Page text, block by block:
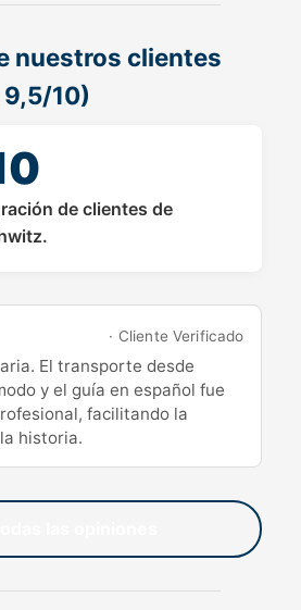
nuestros clientes
10)
de clientes de
· Cliente Verificado
El transporte desde
y el guía en español fue
facilitando la
historia.